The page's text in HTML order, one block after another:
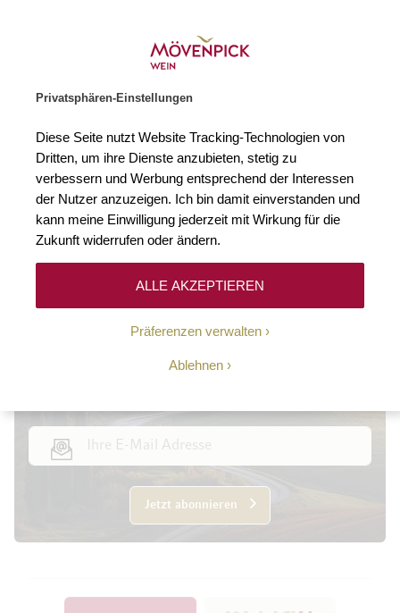
Privatsphären-Einstellungen
Diese Seite nutzt Website Tracking-Technologien von
Dritten, um ihre Dienste anzubieten, stetig zu
verbessern und Werbung entsprechend der Interessen
der Nutzer anzuzeigen. Ich bin damit einverstanden und
kann meine Einwilligung jederzeit mit Wirkung für die
Zukunft widerrufen oder ändern.
Präferenzen verwalten
Ablehnen
ALLE AKZEPTIEREN
Keine Ergebnisse
10-Euro-Willkommens-
Jetzt abonnieren